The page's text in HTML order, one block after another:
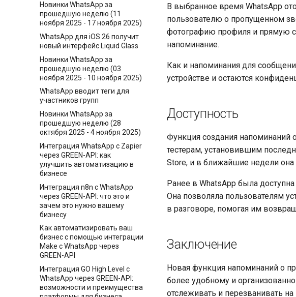
Новинки WhatsApp за
прошедшую неделю (11
ноября 2025 - 17 ноября 2025)
WhatsApp для iOS 26 получит
новый интерфейс Liquid Glass
Новинки WhatsApp за
прошедшую неделю (03
ноября 2025 - 10 ноября 2025)
WhatsApp вводит теги для
участников групп
Новинки WhatsApp за
прошедшую неделю (28
октября 2025 - 4 ноября 2025)
Интеграция WhatsApp с Zapier
через GREEN-API: как
улучшить автоматизацию в
бизнесе
Интеграция n8n с WhatsApp
через GREEN-API: что это и
зачем это нужно вашему
бизнесу
Как автоматизировать ваш
бизнес с помощью интеграции
Make c WhatsApp через
GREEN-API
Интеграция GO High Level с
WhatsApp через GREEN-API:
возможности и преимущества
В выбранное время WhatsApp
пользователю о пропущенном
фотографию профиля и прямую
напоминание.
Как и напоминания для
устройстве и остаются
Доступность
Функция создания напоминаний
тестерам, установившим
Store, и в ближайшие недели она
Ранее в WhatsApp была
Она позволяла пользователям
в разговоре, помогая им
Заключение
Новая функция напоминаний о
более удобному и
отслеживать и перезванивать